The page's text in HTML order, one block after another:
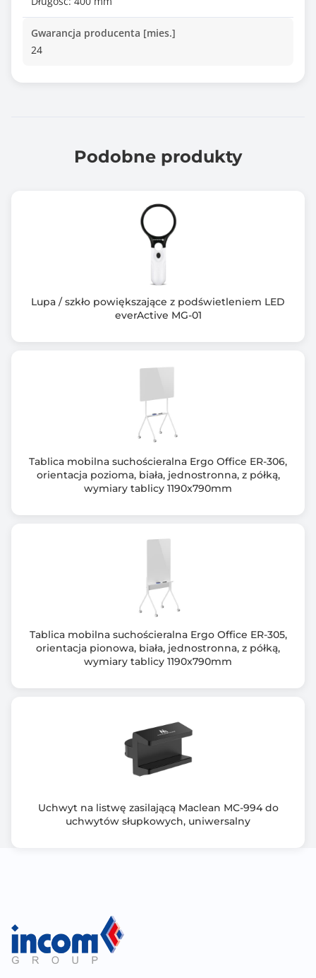
Gwarancja producenta [mies.]
24
Podobne produkty
Lupa / szkło powiększające z podświetleniem LED
everActive MG-01
Tablica mobilna suchościeralna Ergo Office ER-306,
orientacja pozioma, biała, jednostronna, z półką,
wymiary tablicy 1190x790mm
Tablica mobilna suchościeralna Ergo Office ER-305,
orientacja pionowa, biała, jednostronna, z półką,
wymiary tablicy 1190x790mm
Uchwyt na listwę zasilającą Maclean MC-994 do
uchwytów słupkowych, uniwersalny